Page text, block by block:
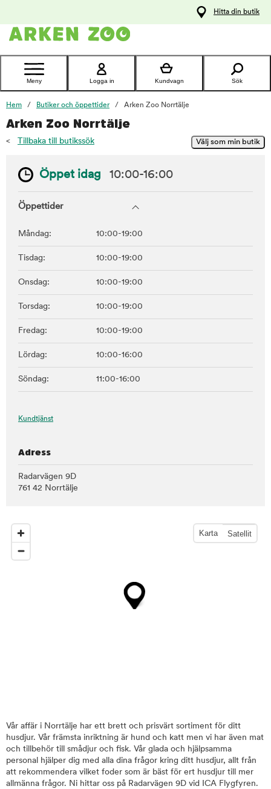
Kontakta
Hitta din butik
Meny Logga in Kundvagn Sök
Hem Butiker och öppettider Arken Zoo Norrtälje
Vår affär i Norrtälje har ett brett och prisvärt sortiment för ditt
husdjur. Vår främsta inriktning är hund och katt men vi har även mat
och tillbehör till smådjur och fisk. Vår glada och hjälpsamma
personal hjälper dig med alla dina frågor kring ditt husdjur, allt från
att rekommendera vilket foder som är bäst för ert husdjur till mer
allmänna frågor. Ni hittar oss på Radarvägen 9D vid ICA Flygfyren.
Arken Zoo Norrtälje
< Tillbaka till butikssök
Öppet idag 10:00-16:00
Öppettider
Måndag: 10:00-19:00
Tisdag: 10:00-19:00
Onsdag: 10:00-19:00
Torsdag: 10:00-19:00
Fredag: 10:00-19:00
Lördag: 10:00-16:00
Söndag: 11:00-16:00
Kundtjänst
Adress
Radarvägen 9D
761 42 Norrtälje
Karta Satellit